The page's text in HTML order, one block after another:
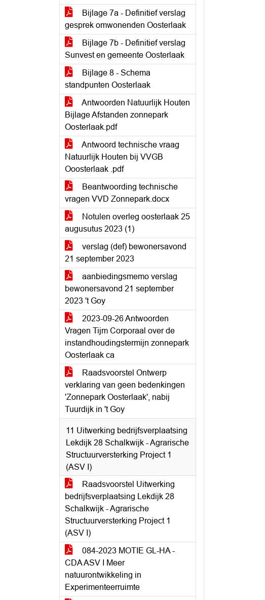
Bijlage 7a - Definitief verslag
gesprek omwonenden Oosterlaak
Bijlage 7b - Definitief verslag
Sunvest en gemeente Oosterlaak
Bijlage 8 - Schema
standpunten Oosterlaak
Antwoorden Natuurlijk Houten
Bijlage Afstanden zonnepark
Oosterlaak.pdf
Antwoord technische vraag
Natuurlijk Houten bij VVGB
Ooosterlaak .pdf
Beantwoording technische
vragen VVD Zonnepark.docx
Notulen overleg oosterlaak 25
augusutus 2023 (1)
verslag (def) bewonersavond
21 september 2023
aanbiedingsmemo verslag
bewonersavond 21 september
2023 't Goy
2023-09-26 Antwoorden
Vragen Tijm Corporaal over de
instandhoudingstermijn zonnepark
Oosterlaak ca
Raadsvoorstel Ontwerp
verklaring van geen bedenkingen
'Zonnepark Oosterlaak', nabij
Tuurdijk in 't Goy
11 Uitwerking bedrijfsverplaatsing
Lekdijk 28 Schalkwijk - Agrarische
Structuurversterking Project 1
(ASV I)
Raadsvoorstel Uitwerking
bedrijfsverplaatsing Lekdijk 28
Schalkwijk - Agrarische
Structuurversterking Project 1
(ASV I)
084-2023 MOTIE GL-HA -
CDA ASV I Meer
natuurontwikkeling in
Experimenteerruimte